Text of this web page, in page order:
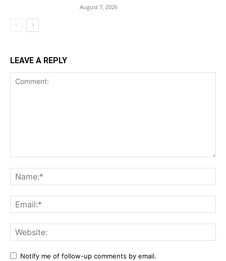
August 7, 2026
LEAVE A REPLY
Notify me of follow-up comments by email.